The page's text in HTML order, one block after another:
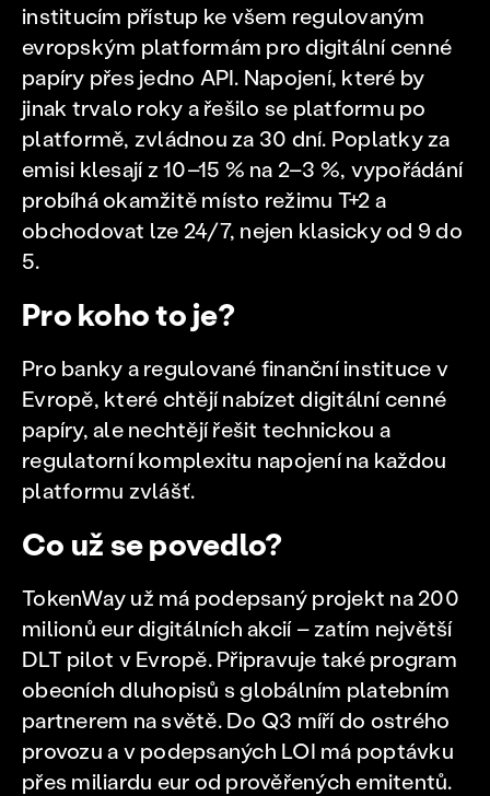
institucím přístup ke všem regulovaným
evropským platformám pro digitální cenné
papíry přes jedno API. Napojení, které by
jinak trvalo roky a řešilo se platformu po
platformě, zvládnou za 30 dní. Poplatky za
emisi klesají z 10–15 % na 2–3 %, vypořádání
probíhá okamžitě místo režimu T+2 a
obchodovat lze 24/7, nejen klasicky od 9 do
5.
Pro koho to je?
Pro banky a regulované finanční instituce v
Evropě, které chtějí nabízet digitální cenné
papíry, ale nechtějí řešit technickou a
regulatorní komplexitu napojení na každou
platformu zvlášť.
Co už se povedlo?
TokenWay už má podepsaný projekt na 200
milionů eur digitálních akcií – zatím největší
DLT pilot v Evropě. Připravuje také program
obecních dluhopisů s globálním platebním
partnerem na světě. Do Q3 míří do ostrého
provozu a v podepsaných LOI má poptávku
přes miliardu eur od prověřených emitentů.